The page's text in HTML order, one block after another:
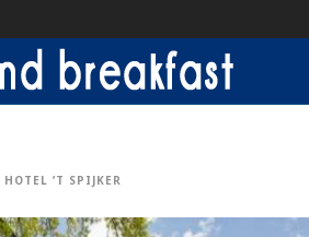
HOTEL ’T SPIJKER